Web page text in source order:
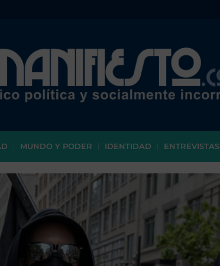
MUNDO Y PODER IDENTIDAD ENTREVISTAS